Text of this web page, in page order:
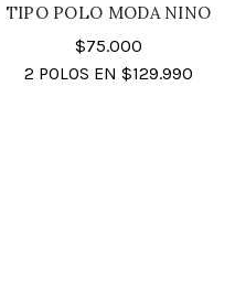
TIPO POLO MODA NINO
$75.000
2 POLOS EN $129.990